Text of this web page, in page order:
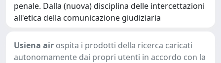
penale. Dalla (nuova) disciplina delle intercettazioni
all'etica della comunicazione giudiziaria
Usiena air ospita i prodotti della ricerca caricati
autonomamente dai propri utenti in accordo con la